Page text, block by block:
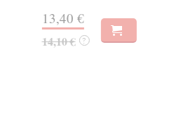
13,40 €
14,10 € ?